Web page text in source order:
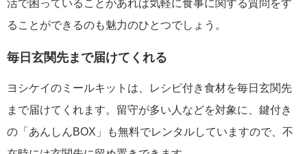
活で困っていることがあれば気軽に食事に関する質問をす
ることができるのも魅力のひとつでしょう。
毎日玄関先まで届けてくれる
ヨシケイのミールキットは、レシピ付き食材を毎日玄関先
まで届けてくれます。留守が多い人などを対象に、鍵付き
の「あんしんBOX」も無料でレンタルしていますので、不